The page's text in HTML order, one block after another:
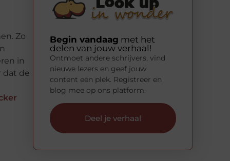
Zo
in
dat de
Begin vandaag met het
delen van jouw verhaal!
Ontmoet andere schrijvers, vind
nieuwe lezers en geef jouw
content een plek. Registreer en
blog mee op ons platform.
Deel je verhaal